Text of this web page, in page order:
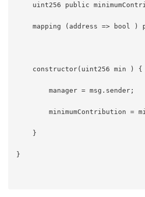
uint256 public
mapping (address => bool )
constructor(uint256 min ) {
manager = msg.sender;
minimumContribution =
}
}